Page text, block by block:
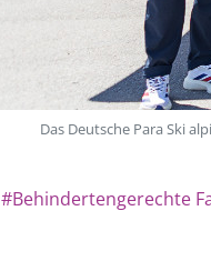
Das Deutsche Para Ski
#Behindertengerechte